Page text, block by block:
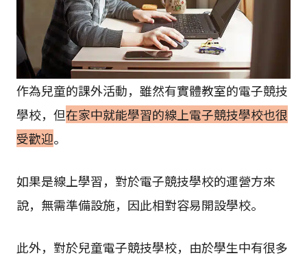
作為兒童的課外活動，雖然有實體教室的電子競技
學校，但在家中就能學習的線上電子競技學校也很
受歡迎。
如果是線上學習，對於電子競技學校的運營方來
說，無需準備設施，因此相對容易開設學校。
此外，對於兒童電子競技學校，由於學生中有很多